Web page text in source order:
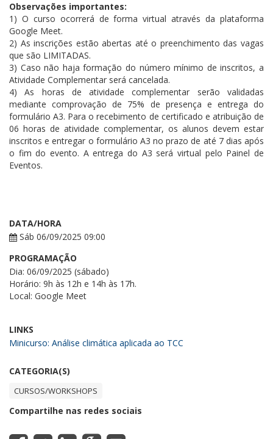
Observações importantes:
1) O curso ocorrerá de forma virtual através da plataforma
Google Meet.
2) As inscrições estão abertas até o preenchimento das vagas
que são LIMITADAS.
3) Caso não haja formação do número mínimo de inscritos, a
Atividade Complementar será cancelada.
4) As horas de atividade complementar serão validadas
mediante comprovação de 75% de presença e entrega do
formulário A3. Para o recebimento de certificado e atribuição de
06 horas de atividade complementar, os alunos devem estar
inscritos e entregar o formulário A3 no prazo de até 7 dias após
o fim do evento. A entrega do A3 será virtual pelo Painel de
Eventos.
DATA/HORA
Sáb 06/09/2025 09:00
PROGRAMAÇÃO
Dia: 06/09/2025 (sábado)
Horário: 9h às 12h e 14h às 17h.
Local: Google Meet
LINKS
Minicurso: Análise climática aplicada ao TCC
CATEGORIA(S)
CURSOS/WORKSHOPS
Compartilhe nas redes sociais